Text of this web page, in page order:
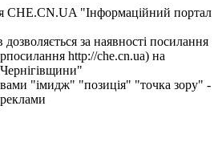
CHE.CN.UA "Інформаційний портал
за наявності посилання
http://che.cn.ua) на
Чернiгiвщини"
"імидж" "позиція" "точка зору" -